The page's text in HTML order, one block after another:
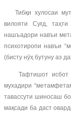
Тибқи хулосаи
вилояти Суғд,
нашъадори навъи
психотиропи навъи
(бисту нӯҳ бутуну аз
Тафтишот исбот
мухадири
тавассути шиносаш
мақсади ба даст